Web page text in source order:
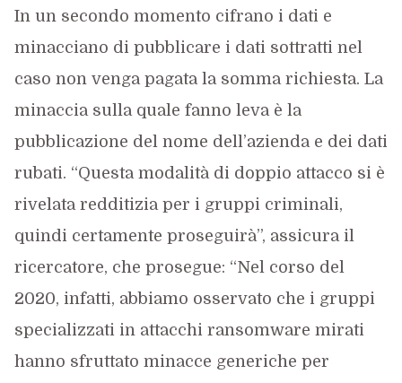
In un secondo momento cifrano i dati e
minacciano di pubblicare i dati sottratti nel
caso non venga pagata la somma richiesta. La
minaccia sulla quale fanno leva è la
pubblicazione del nome dell’azienda e dei dati
rubati. “Questa modalità di doppio attacco si è
rivelata redditizia per i gruppi criminali,
quindi certamente proseguirà”, assicura il
ricercatore, che prosegue: “Nel corso del
2020, infatti, abbiamo osservato che i gruppi
specializzati in attacchi ransomware mirati
hanno sfruttato minacce generiche per